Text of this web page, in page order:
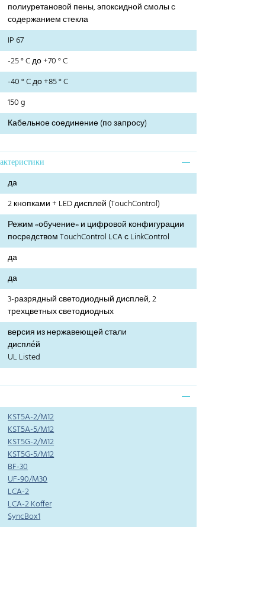
полиуретановой пены, эпоксидной смолы с
содержанием стекла
IP 67
-25 ° C до +70 ° C
-40 ° C до +85 ° C
150 g
Кабельное соединение (по запросу)
да
2 кнопками + LED дисплей (TouchControl)
Режим «обучение» и цифровой конфигурации
посредством TouchControl LCA с LinkControl
да
да
3-разрядный светодиодный дисплей, 2
трехцветных светодиодных
версия из нержавеющей стали
диспле́й
UL Listed
KST5A-2/M12
KST5A-5/M12
KST5G-2/M12
KST5G-5/M12
BF-30
UF-90/M30
LCA-2
LCA-2 Koffer
SyncBox1